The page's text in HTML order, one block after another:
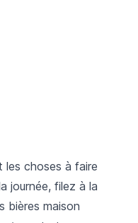
les choses à faire
journée, filez à la
bières maison